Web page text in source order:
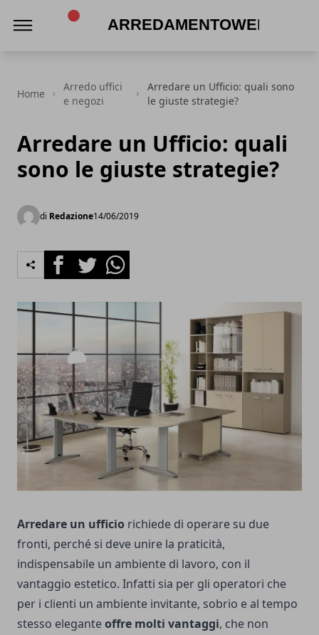
Home
Arredo uffici
e negozi
Arredare un Ufficio: quali sono
le giuste strategie?
Arredare un Ufficio: quali
sono le giuste strategie?
di Redazione14/06/2019
FacebookTwitterWhatsapp
Arredare un ufficio richiede di operare su due
fronti, perché si deve unire la praticità,
indispensabile un ambiente di lavoro, con il
vantaggio estetico. Infatti sia per gli operatori che
per i clienti un ambiente invitante, sobrio e al tempo
stesso eleganteoffre molti vantaggi, che non